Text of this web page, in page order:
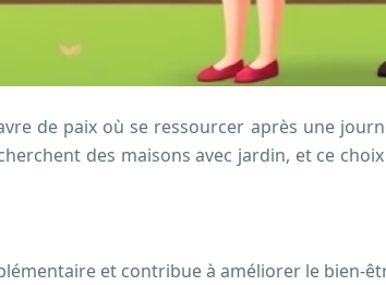
de paix où se ressourcer après une
des maisons avec jardin, et ce choix
et contribue à améliorer le bien-